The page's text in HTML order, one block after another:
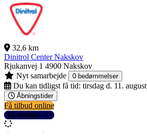
32,6 km
Dinitrol Center Nakskov
Rjukanvej 1 4900 Nakskov
Nyt samarbejde
0 bedømmelser
Du kan tidligst få tid: tirsdag d. 11. august
Åbningstider
Få tilbud online
Se detaljer